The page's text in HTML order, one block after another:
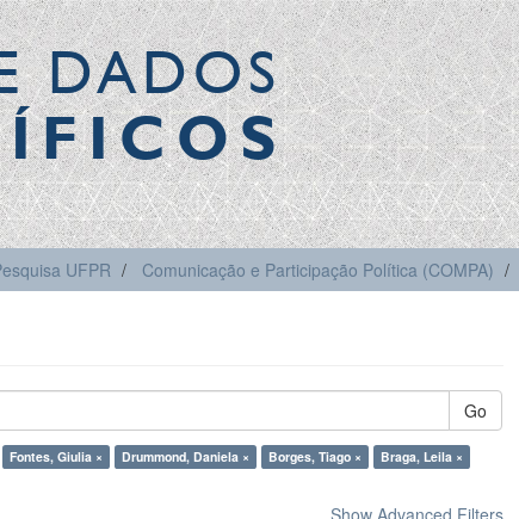
DADOS
UFPR Comunicação e Participação Política (COMPA)
Go
Fontes, Giulia × Drummond, Daniela × Borges, Tiago ×
Braga, Leila ×
Show Advanced Filters